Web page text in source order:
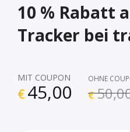
10 % Rabatt
Tracker bei
MIT COUPON
€ 45,00
OHNE
€